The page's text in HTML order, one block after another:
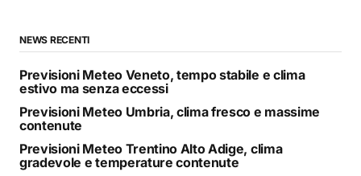
NEWS RECENTI
Previsioni Meteo Veneto, tempo stabile e clima
estivo ma senza eccessi
Previsioni Meteo Umbria, clima fresco e massime
contenute
Previsioni Meteo Trentino Alto Adige, clima
gradevole e temperature contenute